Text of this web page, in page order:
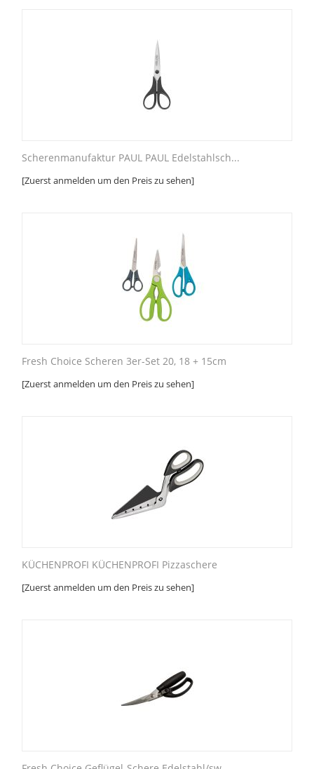
Scherenmanufaktur PAUL PAUL Edelstahlsch...
[Zuerst anmelden um den Preis zu sehen]
Fresh Choice Scheren 3er-Set 20, 18 + 15cm
[Zuerst anmelden um den Preis zu sehen]
KÜCHENPROFI KÜCHENPROFI Pizzaschere
[Zuerst anmelden um den Preis zu sehen]